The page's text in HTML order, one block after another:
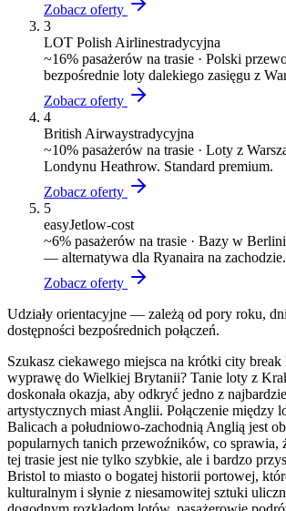
Zobacz oferty
3
LOT Polish Airlinestradycyjna
~16% pasażerów na trasie · Polski
bezpośrednie loty dalekiego zasięgu z
Zobacz oferty
4
British Airwaystradycyjna
~10% pasażerów na trasie · Loty z
Londynu Heathrow. Standard premium.
Zobacz oferty
5
easyJetlow-cost
~6% pasażerów na trasie · Bazy w
— alternatywa dla Ryanaira na zachodzie.
Zobacz oferty
Udziały orientacyjne — zależą od pory roku,
dostępności bezpośrednich połączeń.
Szukasz ciekawego miejsca na krótki city break
wyprawę do Wielkiej Brytanii? Tanie loty z
doskonała okazja, aby odkryć jedno z
artystycznych miast Anglii. Połączenie między
Balicach a południowo-zachodnią Anglią jest
popularnych tanich przewoźników, co sprawia,
tej trasie jest nie tylko szybkie, ale i bardzo
Bristol to miasto o bogatej historii portowej,
kulturalnym i słynie z niesamowitej sztuki